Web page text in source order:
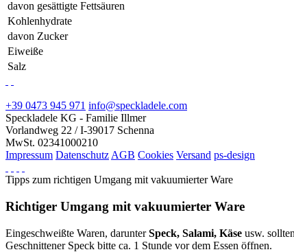
davon gesättigte Fettsäuren
Kohlenhydrate
davon Zucker
Eiweiße
Salz
+39 0473 945 971 info@speckladele.com
Speckladele KG - Familie Illmer
Vorlandweg 22 / I-39017 Schenna
MwSt. 02341000210
Impressum Datenschutz AGB Cookies Versand ps-design
Tipps zum richtigen Umgang mit vakuumierter Ware
Richtiger Umgang mit vakuumierter Ware
Eingeschweißte Waren, darunterSpeck, Salami, Käse usw.
Geschnittener Speck bitte ca. 1 Stunde vor dem Essen öffnen.